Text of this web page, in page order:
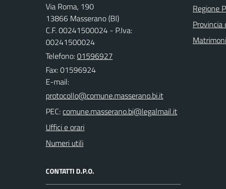
Via Roma, 190
13866 Masserano (BI)
C.F. 00241500024 - P.Iva:
00241500024
Telefono:01596927
Fax: 01596924
E-mail:
PEC:
Uffici e orari
Numeri utili
CONTATTI D.P.O.
Regione
Provincia